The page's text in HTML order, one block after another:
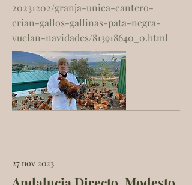
20231202/granja-unica-cantero-
crian-gallos-gallinas-pata-negra-
vuelan-navidades/813918640_0.html
27 nov 2023